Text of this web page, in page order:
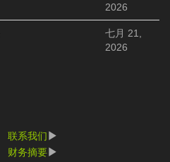
2026
七月 21,
2026
联系我们
财务摘要